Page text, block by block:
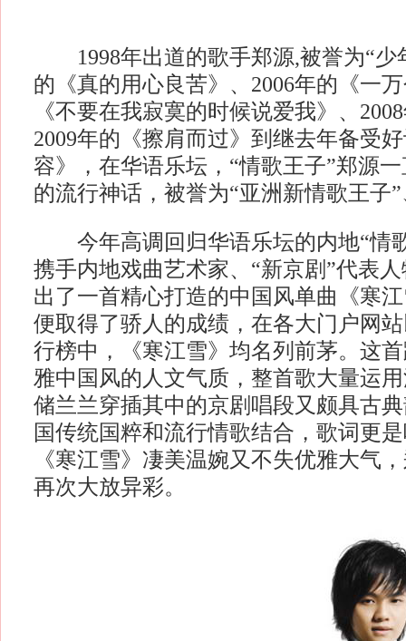
1998年出道的歌手郑源,被誉为“少
的《真的用心良苦》、2006年的《一
《不要在我寂寞的时候说爱我》、
2009年的《擦肩而过》到继去年备受
容》，在华语乐坛，“情歌王子”郑源
的流行神话，被誉为“亚洲新情歌王子
今年高调回归华语乐坛的内地“情
携手内地戏曲艺术家、“新京剧”代表
出了一首精心打造的中国风单曲《寒
便取得了骄人的成绩，在各大门户网
行榜中，《寒江雪》均名列前茅。这
雅中国风的人文气质，整首歌大量运
储兰兰穿插其中的京剧唱段又颇具古
国传统国粹和流行情歌结合，歌词更
《寒江雪》凄美温婉又不失优雅大气
再次大放异彩。